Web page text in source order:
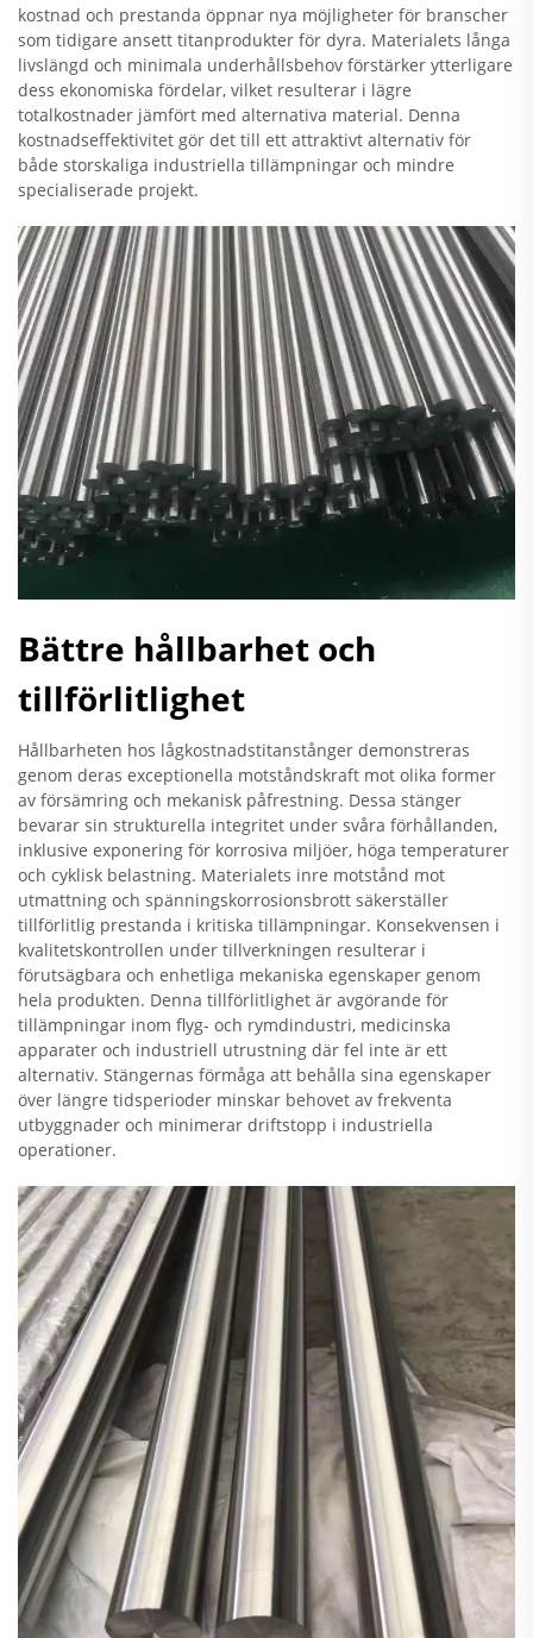
kostnad och prestanda öppnar nya möjligheter för branscher
som tidigare ansett titanprodukter för dyra. Materialets långa
livslängd och minimala underhållsbehov förstärker ytterligare
dess ekonomiska fördelar, vilket resulterar i lägre
totalkostnader jämfört med alternativa material. Denna
kostnadseffektivitet gör det till ett attraktivt alternativ för
både storskaliga industriella tillämpningar och mindre
specialiserade projekt.
Bättre hållbarhet och
tillförlitlighet
Hållbarheten hos lågkostnadstitanstånger demonstreras
genom deras exceptionella motståndskraft mot olika former
av försämring och mekanisk påfrestning. Dessa stänger
bevarar sin strukturella integritet under svåra förhållanden,
inklusive exponering för korrosiva miljöer, höga temperaturer
och cyklisk belastning. Materialets inre motstånd mot
utmattning och spänningskorrosionsbrott säkerställer
tillförlitlig prestanda i kritiska tillämpningar. Konsekvensen i
kvalitetskontrollen under tillverkningen resulterar i
förutsägbara och enhetliga mekaniska egenskaper genom
hela produkten. Denna tillförlitlighet är avgörande för
tillämpningar inom flyg- och rymdindustri, medicinska
apparater och industriell utrustning där fel inte är ett
alternativ. Stängernas förmåga att behålla sina egenskaper
över längre tidsperioder minskar behovet av frekventa
utbyggnader och minimerar driftstopp i industriella
operationer.